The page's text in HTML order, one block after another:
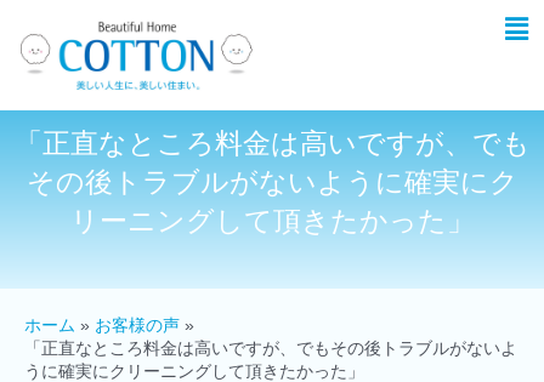
「正直なところ料金は高いですが、でも
その後トラブルがないように確実にク
リーニングして頂きたかった」
ホーム
お客様の声
「正直なところ料金は高いですが、でもその後トラブルがないよ
うに確実にクリーニングして頂きたかった」